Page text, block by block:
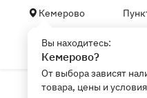
Кемерово
Вы находитесь:
Кемерово?
От выбора зависят
товара, цены и
Главная Бытовая